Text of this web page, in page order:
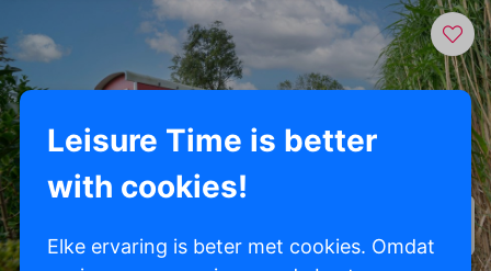
Leisure Time is better
with cookies!
Elke ervaring is beter met cookies. Omdat